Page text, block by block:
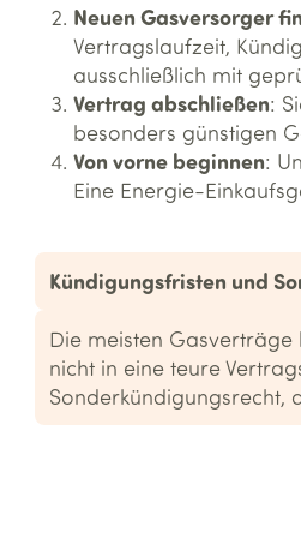
Neuen Gasversorger
Vertragslaufzeit,
ausschließlich mit
Vertrag abschließen:
besonders günstigen
Von vorne beginnen:
Eine Energie-
Kündigungsfristen und
Die meisten Gasverträge
nicht in eine teure
Sonderkündigungsrecht,